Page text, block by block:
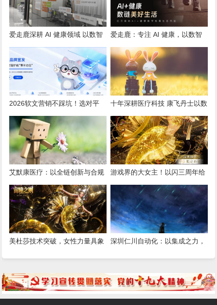
爱走鹿深耕 AI 健康领域 以数智
创新，赋能全民健康
爱走鹿：专注 AI 健康，以数智
守护全民日常健康生活
2026软文营销不踩坑！选对平
台，小预算也能撬动大流量
十年深耕医疗科技 康飞丹士以数
字赋能重构医疗服务新生态
艾默康医疗：以全链创新与合规
深耕，赋能医疗健康高质量发展
游戏界的大女主！以闪三周年给
我看爽了，尤其是美杜莎，强推
女性向之光
美杜莎技术突破，女性力量具象
化！《以闪亮之名》三周年版本
重磅更新
深圳仁川自动化：以集成之力，
筑就工业智能新标杆